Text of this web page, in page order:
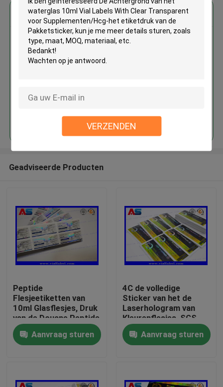
VERZENDEN
Huis
Ongeveer ons
Krijg de beste prijs voor
De Achtergrond van het
Clear Transparent voor
Doorgaan
Geadviseerde Producten
Peptide
Flesjeetiketten van
10ml Glasflesjes, Druk
van de Douane Peptide
Sticker
Aanvraag sturen
4C de volledige
Sticker van het de
Laserhologram van
Kleurenflesjes, SGS
die Flessenetiketten
drukkenAanvraag sturen